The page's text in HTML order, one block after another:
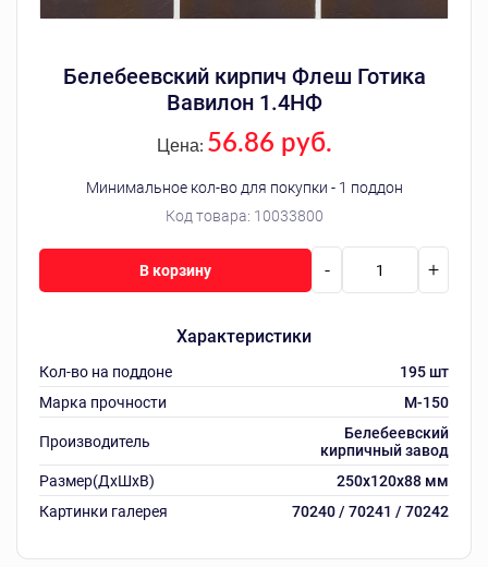
Белебеевский кирпич Флеш Готика
Вавилон 1.4НФ
Код товара: 10033800
Цена: 56.86 руб.
Минимальное кол-во для покупки - 1 поддон
Характеристики
Кол-во на поддоне
195 шт
Марка прочности
M-150
Производитель
Белебеевский
кирпичный завод
Размер(ДхШхВ)
250х120х88 мм
Картинки галерея
70240 / 70241 / 70242
- +
В корзину